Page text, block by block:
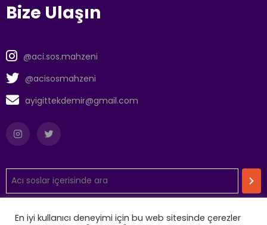
Bize Ulaşın
@aci.sos.mahzeni
@acisosmahzeni
ayigittekdemir@gmail.com
En iyi kullanıcı deneyimi için bu web sitesinde çerezler